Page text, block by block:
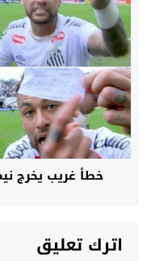
خطأ غريب يخرج
اترك تعليق